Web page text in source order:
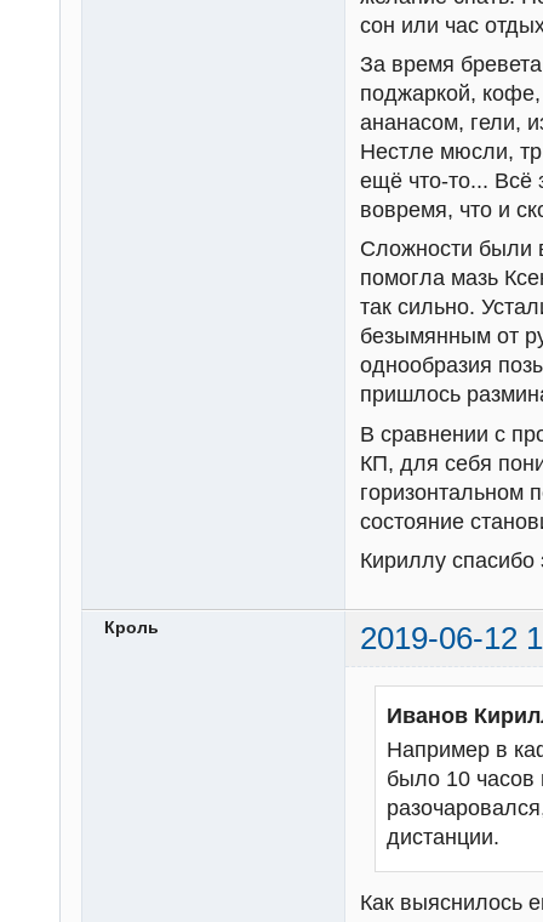
сон или час
За время
поджаркой,
ананасом, гели,
Нестле мюсли,
ещё что-то... Всё
вовремя, что и
Сложности были
помогла мазь
так сильно.
безымянным от
однообразия
пришлось
В сравнении с
КП, для себя
горизонтальном
состояние
Кириллу
Кроль 2019-06-12
Иванов
Например в
было 10
дистанции.
Как выяснилось